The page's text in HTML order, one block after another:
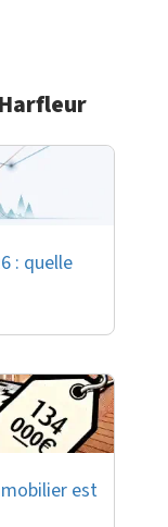
: quelle
est